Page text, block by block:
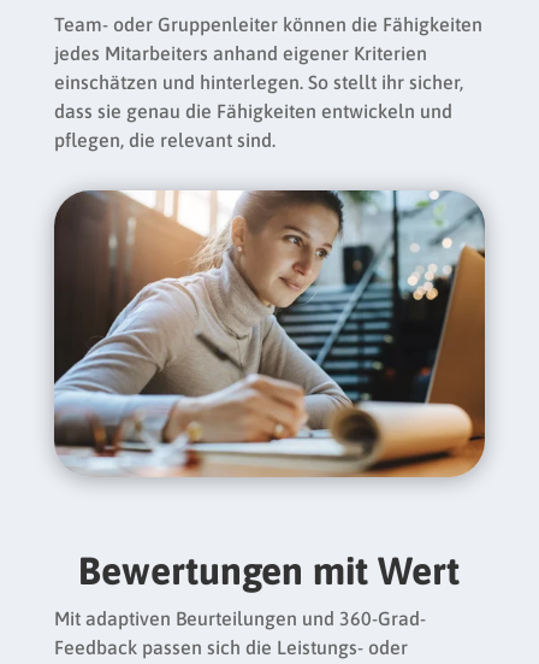
Team- oder Gruppenleiter können die Fähigkeiten
jedes Mitarbeiters anhand eigener Kriterien
einschätzen und hinterlegen. So stellt ihr sicher,
dass sie genau die Fähigkeiten entwickeln und
pflegen, die relevant sind.
Bewertungen mit Wert
Mit adaptiven Beurteilungen und 360-Grad-
Feedback passen sich die Leistungs- oder